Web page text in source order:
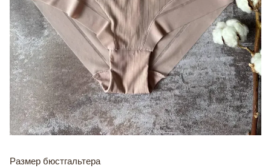
Размер бюстгальтера